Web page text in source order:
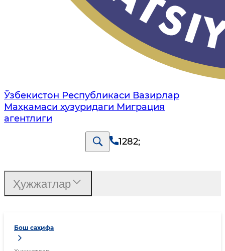
Ўзбекистон Республикаси Вазирлар
Маҳкамаси ҳузуридаги Миграция
агентлиги
1282;
Бош саҳифа
Ҳужжатлар